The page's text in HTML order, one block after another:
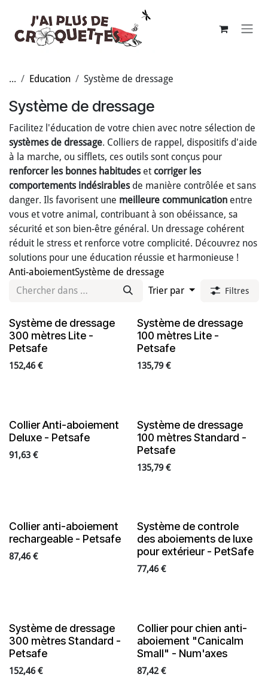
... Education Système de dressage
Système de dressage
Facilitez l'éducation de votre chien avec notre sélection de
systèmes de dressage. Colliers de rappel, dispositifs d'aide
à la marche, ou sifflets, ces outils sont conçus pour
renforcer les bonnes habitudeset corriger les
comportements indésirablesde manière contrôlée et sans
danger. Ils favorisent une meilleure communication entre
vous et votre animal, contribuant à son obéissance, sa
sécurité et son bien-être général. Un dressage cohérent
réduit le stress et renforce votre complicité. Découvrez nos
solutions pour une éducation réussie et harmonieuse !
Anti-aboiementSystème de dressage
Trier par
Filtres
Système de dressage
300 mètres Lite -
Petsafe
152,46€
Système de dressage
100 mètres Lite -
Petsafe
135,79€
Collier Anti-aboiement
Deluxe - Petsafe
91,63 €
Système de dressage
100 mètres Standard -
Petsafe
135,79€
Collier anti-aboiement
rechargeable - Petsafe
87,46€
Système de controle
des aboiements de luxe
pour extérieur - PetSafe
77,46€
Système de dressage
300 mètres Standard -
Petsafe
152,46€
En rupture de stock
Collier pour chien anti-
aboiement "Canicalm
Small" - Num'axes
87,42€